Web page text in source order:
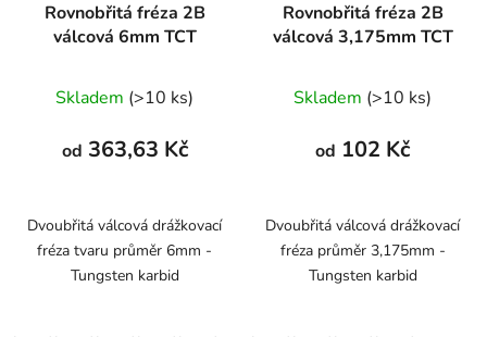
Rovnobřitá fréza 2B
válcová 6mm TCT
Skladem (>10 ks)
od 363,63 Kč
Dvoubřitá válcová drážkovací
fréza tvaru průměr 6mm -
Tungsten karbid
Rovnobřitá fréza 2B
válcová 3,175mm TCT
Skladem (>10 ks)
od 102 Kč
Dvoubřitá válcová drážkovací
fréza průměr 3,175mm -
Tungsten karbid